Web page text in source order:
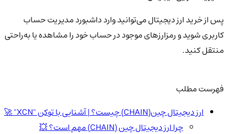
پس از خرید ارز دیجیتال می‌توانید وارد داشبورد مدیریت حساب
کاربری شوید و رمزارزهای موجود در حساب خود را مشاهده یا به‌راحتی
منتقل کنید.
فهرست مطلب
ارز دیجیتال چین(CHAIN) چیست؟ | آشنایی با توکن "XCN" 🚀
چرا ارز دیجیتال چین (CHAIN) مهم است؟ 💥